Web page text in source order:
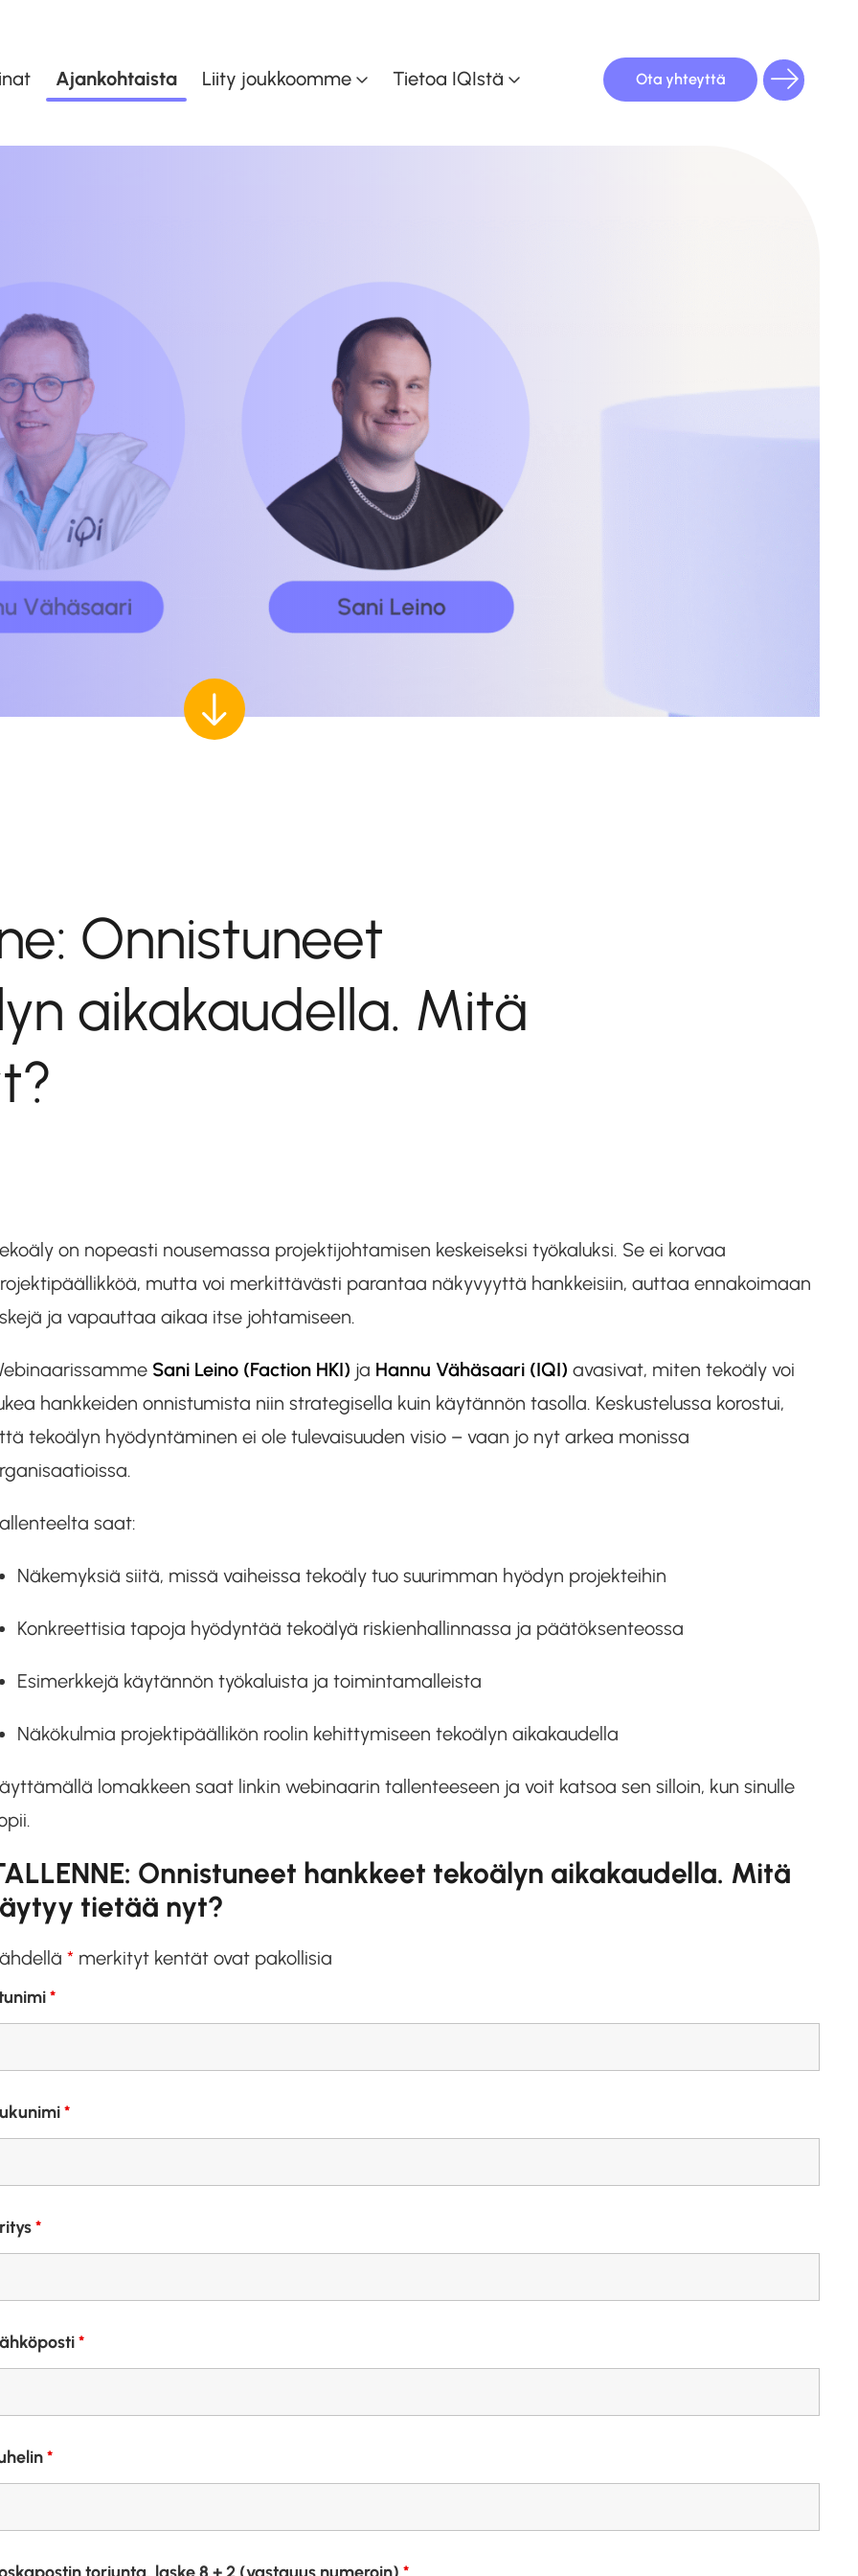
Ajankohtaista Liity joukkoomme Tietoa IQIstä Ota yhteyttä
Onnistuneet
aikakaudella. Mitä
on nopeasti nousemassa projektijohtamisen keskeiseksi työkaluksi. Se ei korvaa
mutta voi merkittävästi parantaa näkyvyyttä hankkeisiin, auttaa ennakoimaan
ja vapauttaa aikaa itse johtamiseen.
Sani Leino (Faction HKI) ja Hannu Vähäsaari (IQI) avasivat, miten tekoäly voi
hankkeiden onnistumista niin strategisella kuin käytännön tasolla. Keskustelussa korostui,
tekoälyn hyödyntäminen ei ole tulevaisuuden visio – vaan jo nyt arkea monissa
saat:
Näkemyksiä siitä, missä vaiheissa tekoäly tuo suurimman hyödyn projekteihin
Konkreettisia tapoja hyödyntää tekoälyä riskienhallinnassa ja päätöksenteossa
Esimerkkejä käytännön työkaluista ja toimintamalleista
Näkökulmia projektipäällikön roolin kehittymiseen tekoälyn aikakaudella
lomakkeen saat linkin webinaarin tallenteeseen ja voit katsoa sen silloin, kun sinulle
Onnistuneet hankkeet tekoälyn aikakaudella. Mitä
tietää nyt?
* merkityt kentät ovat pakollisia
*
*
*
*
*